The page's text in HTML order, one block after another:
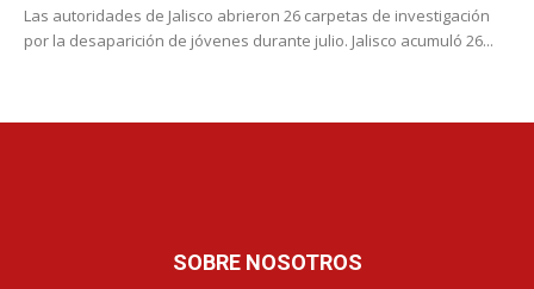
Las autoridades de Jalisco abrieron 26 carpetas de investigación
por la desaparición de jóvenes durante julio. Jalisco acumuló 26...
SOBRE NOSOTROS